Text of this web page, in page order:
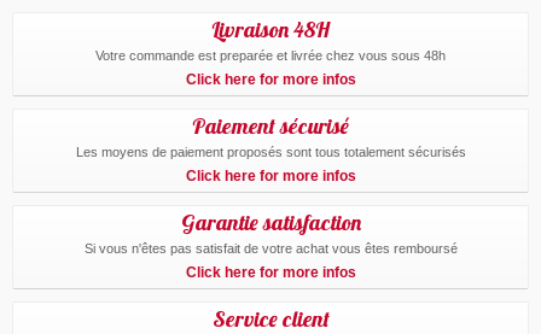
Livraison 48H
Votre commande est preparée et livrée chez vous sous 48h
Click here for more infos
Paiement sécurisé
Les moyens de paiement proposés sont tous totalement sécurisés
Click here for more infos
Garantie satisfaction
Si vous n'êtes pas satisfait de votre achat vous êtes remboursé
Click here for more infos
Service client